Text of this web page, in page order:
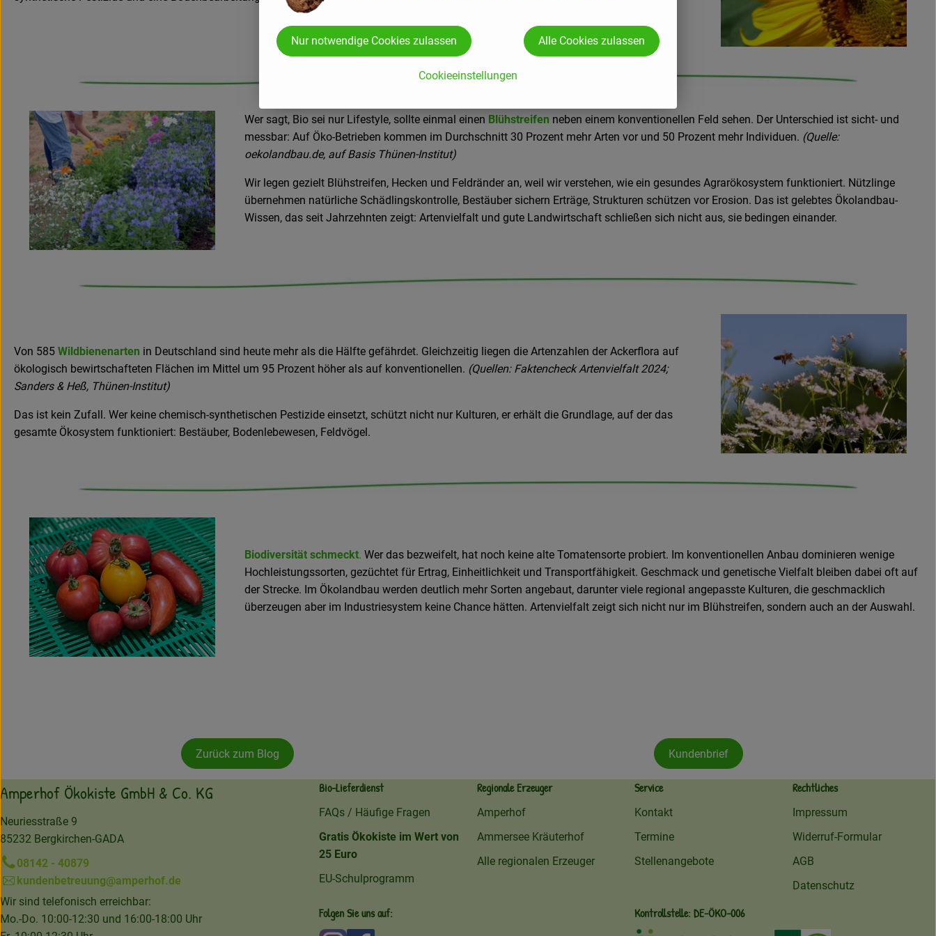
Wer sagt, Bio sei nur Lifestyle, sollte einmal einen Blühstreifen neben einem konventionellen Feld sehen. Der Unterschied ist sicht- und
messbar: Auf Öko-Betrieben kommen im Durchschnitt 30 Prozent mehr Arten vor und 50 Prozent mehr Individuen. (Quelle:
oekolandbau.de, auf Basis Thünen-Institut)
Wir legen gezielt Blühstreifen, Hecken und Feldränder an, weil wir verstehen, wie ein gesundes Agrarökosystem funktioniert. Nützlinge
übernehmen natürliche Schädlingskontrolle, Bestäuber sichern Erträge, Strukturen schützen vor Erosion. Das ist gelebtes Ökolandbau-
Wissen, das seit Jahrzehnten zeigt: Artenvielfalt und gute Landwirtschaft schließen sich nicht aus, sie bedingen einander.
Von 585 Wildbienenarten in Deutschland sind heute mehr als die Hälfte gefährdet. Gleichzeitig liegen die Artenzahlen der Ackerflora auf
ökologisch bewirtschafteten Flächen im Mittel um 95 Prozent höher als auf konventionellen. (Quellen: Faktencheck Artenvielfalt 2024;
Sanders & Heß, Thünen-Institut)
Das ist kein Zufall. Wer keine chemisch-synthetischen Pestizide einsetzt, schützt nicht nur Kulturen, er erhält die Grundlage, auf der das
gesamte Ökosystem funktioniert: Bestäuber, Bodenlebewesen, Feldvögel.
Biodiversität schmeckt. Wer das bezweifelt, hat noch keine alte Tomatensorte probiert. Im konventionellen Anbau dominieren wenige
Hochleistungssorten, gezüchtet für Ertrag, Einheitlichkeit und Transportfähigkeit. Geschmack und genetische Vielfalt bleiben dabei oft auf
der Strecke. Im Ökolandbau werden deutlich mehr Sorten angebaut, darunter viele regional angepasste Kulturen, die geschmacklich
überzeugen aber im Industriesystem keine Chance hätten. Artenvielfalt zeigt sich nicht nur im Blühstreifen, sondern auch an der Auswahl.
Zurück zum Blog Kundenbrief
Amperhof Ökokiste GmbH & Co. KG
Neuriesstraße 9
85232 Bergkirchen-GADA
08142 - 40879
kundenbetreuung@amperhof.de
Wir sind telefonisch erreichbar:
Mo.-Do. 10:00-12:30 und 16:00-18:00 Uhr
Bio-Lieferdienst
FAQs / Häufige Fragen
Gratis Ökokiste im Wert von
25 Euro
EU-Schulprogramm
Regionale Erzeuger
Amperhof
Ammersee Kräuterhof
Alle regionalen Erzeuger
Service
Kontakt
Termine
Stellenangebote
Rechtliches
Impressum
Widerruf-Formular
AGB
Datenschutz
Folgen Sie uns auf: Kontrollstelle: DE-ÖKO-006
Cookieeinstellungen
Nur notwendige Cookies zulassen Alle Cookies zulassen